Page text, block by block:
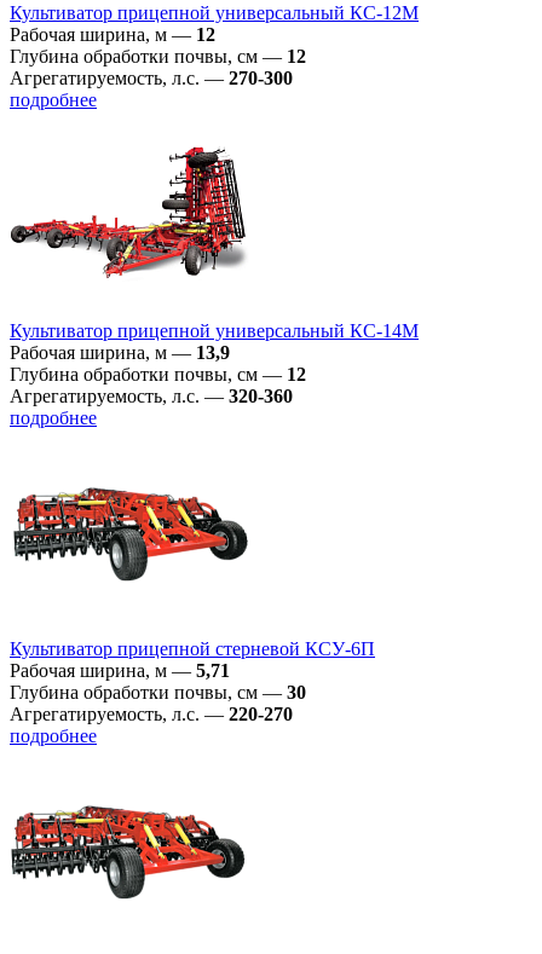
Культиватор прицепной универсальный КС-12М
Рабочая ширина, м — 12
Глубина обработки почвы, см — 12
Агрегатируемость, л.с. — 270-300
подробнее
Культиватор прицепной универсальный КС-14М
Рабочая ширина, м — 13,9
Глубина обработки почвы, см — 12
Агрегатируемость, л.с. — 320-360
подробнее
Культиватор прицепной стерневой КСУ-6П
Рабочая ширина, м — 5,71
Глубина обработки почвы, см — 30
Агрегатируемость, л.с. — 220-270
подробнее